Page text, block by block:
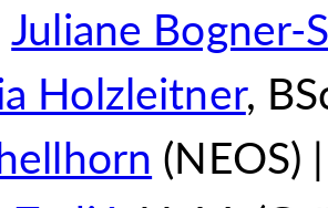
Juliane Bogner-
Holzleitner,
(NEOS)